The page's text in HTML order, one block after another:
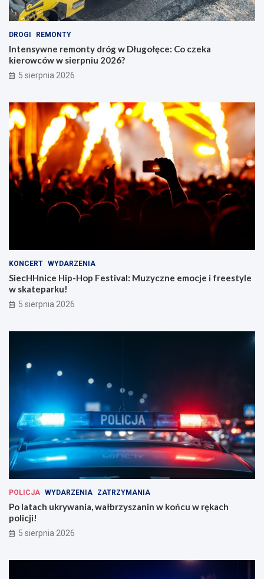
DROGI REMONTY
Intensywne remonty dróg w Długołęce: Co czeka
kierowców w sierpniu 2026?
5 sierpnia 2026
KONCERT WYDARZENIA
SiecHHnice Hip-Hop Festival: Muzyczne emocje i freestyle
w skateparku!
5 sierpnia 2026
POLICJA WYDARZENIA ZATRZYMANIA
Po latach ukrywania, wałbrzyszanin w końcu w rękach
policji!
5 sierpnia 2026